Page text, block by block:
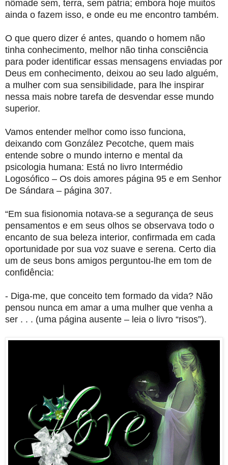
nômade sem, terra, sem pátria; embora hoje muitos
ainda o fazem isso, e onde eu me encontro também.
O que quero dizer é antes, quando o homem não
tinha conhecimento, melhor não tinha consciência
para poder identificar essas mensagens enviadas por
Deus em conhecimento, deixou ao seu lado alguém,
a mulher com sua sensibilidade, para lhe inspirar
nessa mais nobre tarefa de desvendar esse mundo
superior.
Vamos entender melhor como isso funciona,
deixando com González Pecotche, quem mais
entende sobre o mundo interno e mental da
psicologia humana: Está no livro Intermédio
Logosófico – Os dois amores página 95 e em Senhor
De Sándara – página 307.
“Em sua fisionomia notava-se a segurança de seus
pen­samentos e em seus olhos se observava todo o
encanto de sua beleza interior, confirmada em cada
oportunidade por sua voz suave e serena. Certo dia
um de seus bons amigos perguntou-lhe em tom de
confidência:
- Diga-me, que conceito tem formado da vida? Não
pensou nunca em amar a uma mulher que venha a
ser . . . (uma página ausente – leia o livro “risos”).